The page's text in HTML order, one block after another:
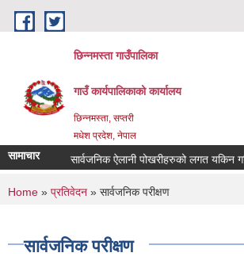
Skip to main content
छिन्नमस्ता गाउँपालिका
गाउँ कार्यपालिकाको कार्यालय
छिन्नमस्ता, सप्तरी
मधेश प्रदेश, नेपाल
सामाचार
। सार्वजनिक ऐलानी पोखरीहरुको लगत यकिन
You are here
Home » प्रतिवेदन » सार्वजनिक परीक्षण
सार्वजनिक परीक्षण